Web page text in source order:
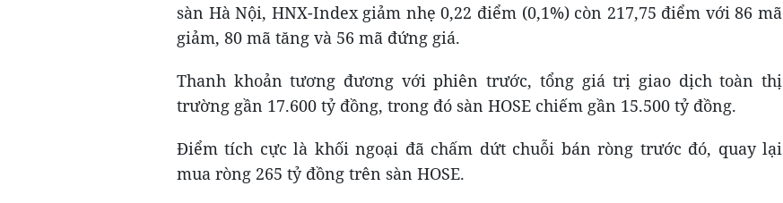
sàn Hà Nội, HNX-Index giảm nhẹ 0,22 điểm (0,1%) còn 217,75 điểm với 86 mã
giảm, 80 mã tăng và 56 mã đứng giá.
Thanh khoản tương đương với phiên trước, tổng giá trị giao dịch toàn thị
trường gần 17.600 tỷ đồng, trong đó sàn HOSE chiếm gần 15.500 tỷ đồng.
Điểm tích cực là khối ngoại đã chấm dứt chuỗi bán ròng trước đó, quay lại
mua ròng 265 tỷ đồng trên sàn HOSE.